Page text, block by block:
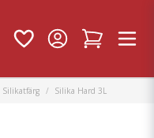
Silikatfärg Silika Hard 3L